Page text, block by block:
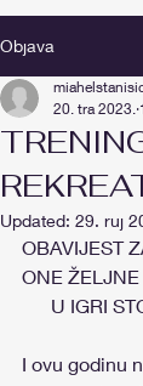
Objava
20. tra 2023.
Updated: 29. ruj
OBAVIJEST
ONE
U
I ovu godinu